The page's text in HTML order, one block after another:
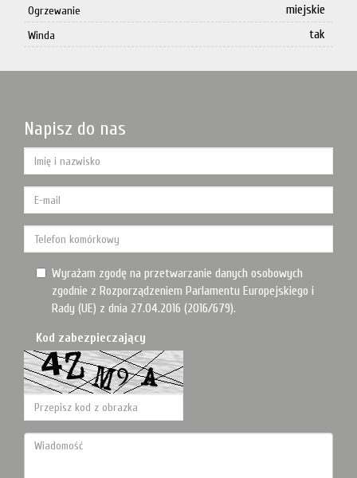
Ogrzewanie miejskie
Winda tak
Napisz do nas
Wyrażam zgodę na przetwarzanie danych osobowych
zgodnie z Rozporządzeniem Parlamentu Europejskiego i
Rady (UE) z dnia 27.04.2016 (2016/679).
Kod zabezpieczający